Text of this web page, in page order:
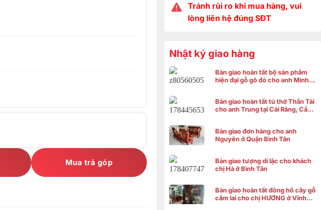
Tránh rủi ro khi mua hàng, vui
lòng liên hệ đúng SĐT
Nhật ký giao hàng
Bàn giao hoàn tất bộ sản phẩm
hiện đại gỗ gõ đỏ cho anh Minh ở
Bàn giao hoàn tất tủ thờ Thần Tài
cho anh Trung tại Cái Răng, Cần
Bàn giao đơn hàng cho anh
Nguyên ở Quận Bình Tân
Bàn giao tượng di lặc cho khách
chị Hà ở Bình Tân
Bàn giao hoàn tất đông hồ cây gỗ
cẩm lai cho chị HƯƠNG ở Vĩnh
Mua trả góp